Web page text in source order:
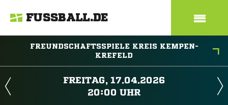
FUSSBALL.DE
FREUNDSCHAFTSSPIELE KREIS KEMPEN-
KREFELD
 
 